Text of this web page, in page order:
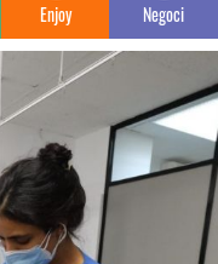
Enjoy Negoci